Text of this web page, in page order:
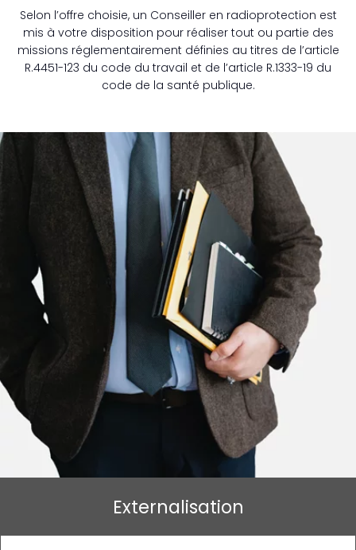
Selon l’offre choisie, un Conseiller en radioprotection est
mis à votre disposition pour réaliser tout ou partie des
missions réglementairement définies au titres de l’article
R.4451-123 du code du travail et de l’article R.1333-19 du
code de la santé publique.
Externalisation